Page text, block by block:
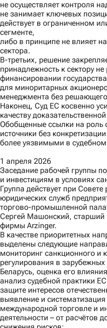
не осуществляет контроля
не занимает ключевых
действует в ограниченном
сегменте,
либо в принципе не влияет
сектора.
В-третьих, решение
принадлежность к сектору
финансировании
для миноритарных
менеджмента без
Наконец, Суд ЕС косвенно
качеству
Обобщенные ссылки на роль
источники без
более уязвимыми в
1 апреля 2026
Заседание рабочей группы
и инвестициям в условиях
Группа действует при Совете
юридических служб
торгово-промышленной
Сергей Машонский, старший
фирмы Arzinger.
В качестве приоритетных
выделены следующие
мониторинг санкционного и
регулирования в
Беларусь, оценка его
анализ судебной практики
защите интересов
выявление и
международной торговле и
деятельности – от расчётов